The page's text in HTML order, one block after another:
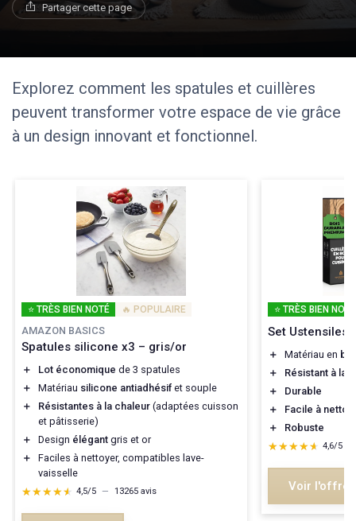
Partager cette page
Explorez comment les spatules et cuillères
peuvent transformer votre espace de vie grâce
à un design innovant et fonctionnel.
⭐ TRÈS BIEN NOTÉ 🔥 POPULAIRE
AMAZON BASICS
Spatules silicone x3 – gris/or
＋ Lot économique de 3 spatules
＋
Matériau silicone antiadhésif et souple
＋
Résistantes à la chaleur (adaptées cuisson
et pâtisserie)
＋
Design élégant gris et or
＋
Faciles à nettoyer, compatibles lave-
vaisselle
★★★★★
★★★★★ 4,5/5 — 13265 avis
⭐ TRÈS BIEN NOTÉ
Set Ustensiles
＋ Matériau en
＋
Résistant à la
＋
Durable
＋
Facile à
＋
Robuste
★★★★★
★★★★★ 4,6/5
Voir l'offre